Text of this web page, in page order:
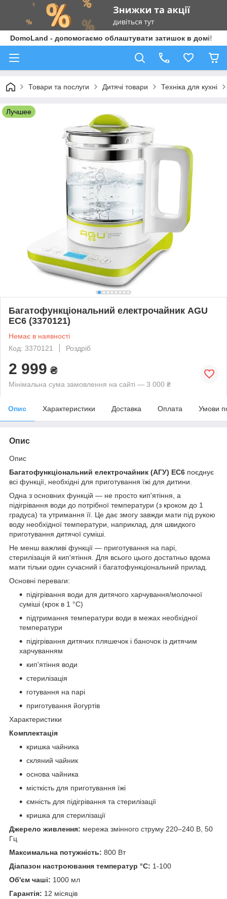
DomoLand - допомогаємо облаштувати затишок в домі!
Товари та послуги Дитячі товари Техніка для кухні
Лучшее
Багатофункціональний електрочайник AGU
EC6 (3370121)
Немає в наявності
Код: 3370121
Роздріб
2 999 ₴
Мінімальна сума замовлення на сайті — 3 000 ₴
Опис Характеристики Доставка Оплата Умови
Опис
Опис
Багатофункціональний електрочайник (АГУ) EC6 поєднує
всі функції, необхідні для приготування їжі для дитини.
Одна з основних функцій — не просто кип'ятіння, а
підігрівання води до потрібної температури (з кроком до 1
градуса) та утримання її. Це дає змогу завжди мати під рукою
воду необхідної температури, наприклад, для швидкого
приготування дитячої суміші.
Не менш важливі функції — приготування на парі,
стерилізація й кип'ятіння. Для всього цього достатньо вдома
мати тільки один сучасний і багатофункціональний прилад.
Основні переваги:
підігрівання води для дитячого харчування/молочної
суміші (крок в 1 °C)
підтримання температури води в межах необхідної
температури
підігрівання дитячих пляшечок і баночок із дитячим
харчуванням
кип'ятіння води
стерилізація
готування на парі
приготування йогуртів
Характеристики
Комплектація
кришка чайника
скляний чайник
основа чайника
місткість для приготування їжі
ємність для підігрівання та стерилізації
кришка для стерилізації
Джерело живлення: мережа змінного струму 220–240 В, 50
Гц
Максимальна потужність: 800 Вт
Діапазон настроювання температур °C: 1-100
Об'єм чаші: 1000 мл
Гарантія: 12 місяців